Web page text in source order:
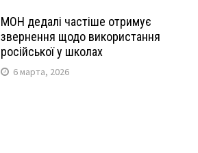
МОН дедалі частіше отримує
звернення щодо використання
російської у школах
6 марта, 2026